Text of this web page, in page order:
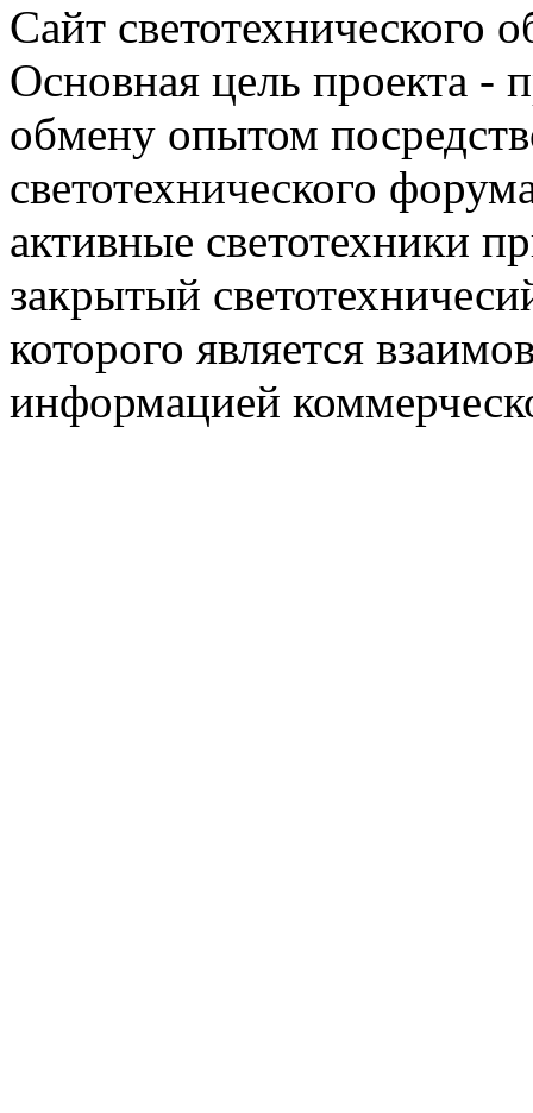
Сайт светотехнического
Основная цель проекта -
обмену опытом
светотехнического
активные светотехники
закрытый
которого является
информацией